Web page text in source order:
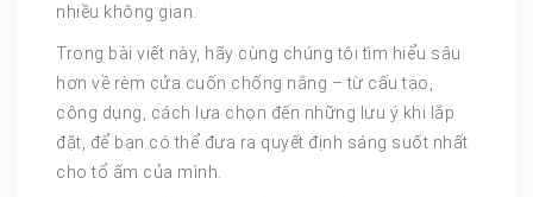
nhiều không gian.
Trong bài viết này, hãy cùng chúng tôi tìm hiểu sâu
hơn về rèm cửa cuốn chống nắng – từ cấu tạo,
công dụng, cách lựa chọn đến những lưu ý khi lắp
đặt, để bạn có thể đưa ra quyết định sáng suốt nhất
cho tổ ấm của mình.